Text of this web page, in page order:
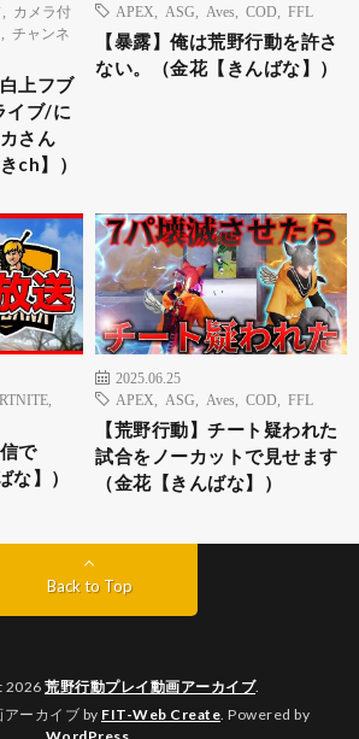
カメラ付
チャンネ
上フブ
イブ/に
さん
ch】）
APEX
ASG Aves COD FFL
【暴露】俺は荒野行動を許さ
ない。（金花【きんばな】）
で
】）
2025.06.25
APEX
ASG Aves COD FFL
【荒野行動】チート疑われた
試合をノーカットで見せます
（金花【きんばな】）
Back to Top
2026 荒野行動プレイ動画アーカイブ.
ーカイブ by FIT-Web Create. Powered by